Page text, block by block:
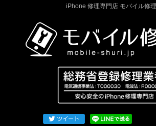
iPhone 修理専門店 モバイル修